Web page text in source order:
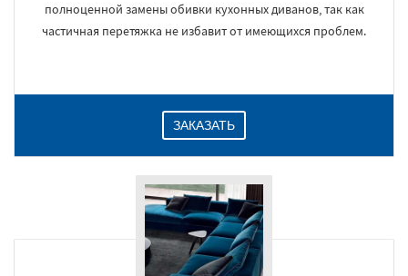
полноценной замены обивки кухонных диванов, так как
частичная перетяжка не избавит от имеющихся проблем.
ЗАКАЗАТЬ